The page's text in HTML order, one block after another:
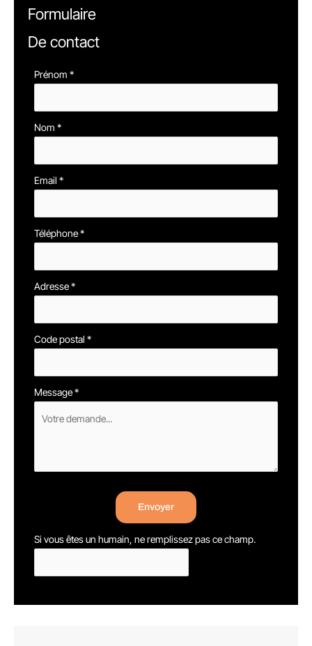
Formulaire
De contact
Formulaire
avec
téléphone
Prénom *
Nom *
Email *
Téléphone*
Adresse*
Code postal *
Message*
Envoyer
Si vous êtes un humain, ne remplissez pas ce champ.